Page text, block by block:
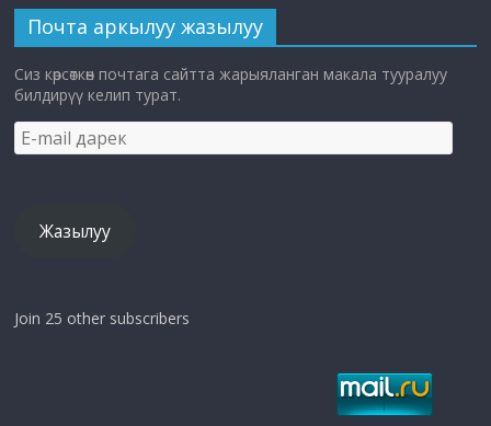
Почта аркылуу жазылуу
Сиз көрсөткөн почтага сайтта жарыяланган макала тууралуу
билдирүү келип турат.
E-
mail
Жазылуу
Join 25 other subscribers